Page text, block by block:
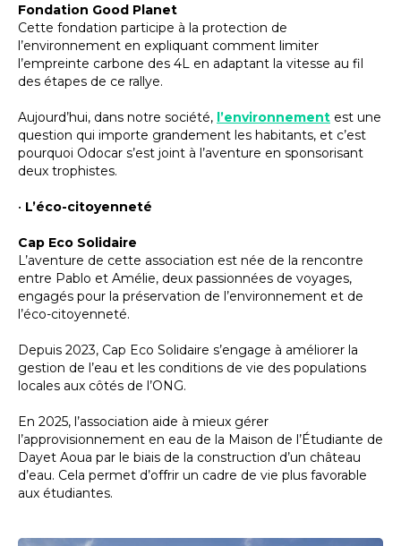
Fondation Good Planet
Cette fondation participe à la protection de
l’environnement en expliquant comment limiter
l’empreinte carbone des 4L en adaptant la vitesse au fil
des étapes de ce rallye.
Aujourd’hui, dans notre société, l’environnement est une
question qui importe grandement les habitants, et c’est
pourquoi Odocar s’est joint à l’aventure en sponsorisant
deux trophistes.
• L’éco-citoyenneté
Cap Eco Solidaire
L’aventure de cette association est née de la rencontre
entre Pablo et Amélie, deux passionnées de voyages,
engagés pour la préservation de l’environnement et de
l’éco-citoyenneté.
Depuis 2023, Cap Eco Solidaire s’engage à améliorer la
gestion de l’eau et les conditions de vie des populations
locales aux côtés de l’ONG.
En 2025, l’association aide à mieux gérer
l’approvisionnement en eau de la Maison de l’Étudiante de
Dayet Aoua par le biais de la construction d’un château
d’eau. Cela permet d’offrir un cadre de vie plus favorable
aux étudiantes.